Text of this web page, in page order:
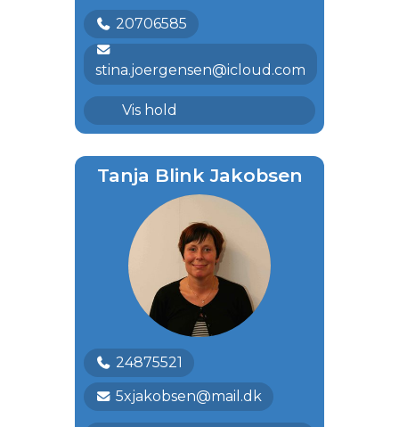
20706585
stina.joergensen@icloud.com
Vis hold
Lykkeliga
Tanja Blink Jakobsen
24875521
5xjakobsen@mail.dk